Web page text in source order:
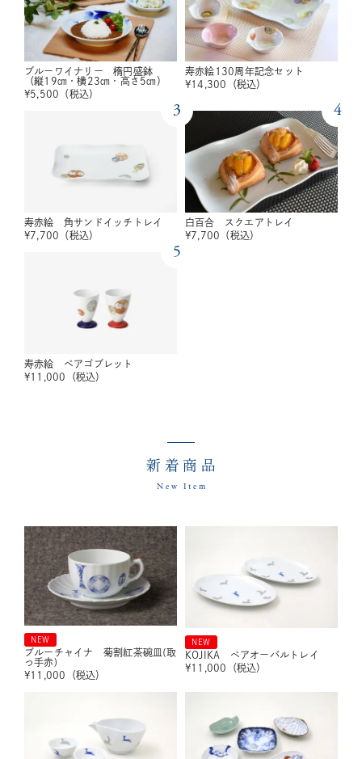
ブルーワイナリー 楕円盛鉢
（縦19㎝・横23㎝・高さ5㎝）
¥5,500 （税込）
寿赤絵130周年記念セット
¥14,300 （税込）
3
寿赤絵 角サンドイッチトレイ
¥7,700 （税込）
4
白百合 スクエアトレイ
¥7,700 （税込）
5
寿赤絵 ペアゴブレット
¥11,000 （税込）
新着商品
New Item
NEW
ブルーチャイナ 菊割紅茶碗皿(取
っ手赤)
¥11,000 （税込）
NEW
KOJIKA ペアオーバルトレイ
¥11,000 （税込）